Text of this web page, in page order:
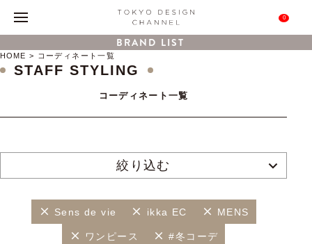
0
BRAND LIST
HOME コーディネート一覧
STAFF STYLING
コーディネート一覧
絞り込む
Sens de vie ikka EC MENS
ワンピース #冬コーデ